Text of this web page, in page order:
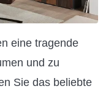
eine tragende
und zu
Sie das beliebte